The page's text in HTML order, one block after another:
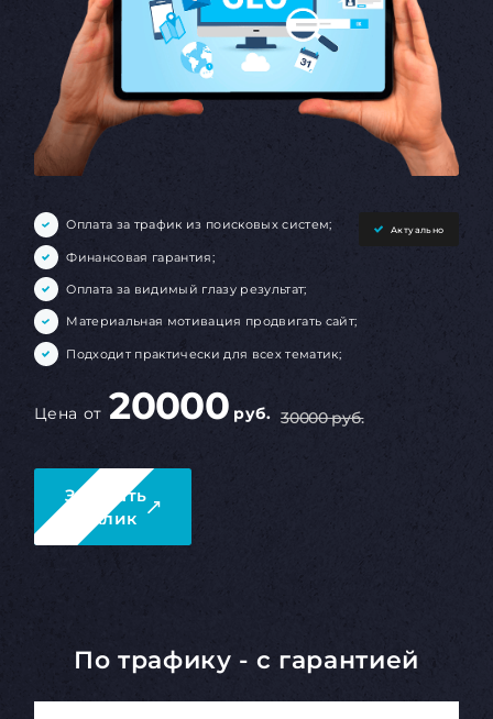
БЛОГ
КОНТАКТЫ
Актуально
Оплата за трафик из поисковых систем;
Финансовая гарантия;
Оплата за видимый глазу результат;
Материальная мотивация продвигать сайт;
Подходит практически для всех тематик;
Цена от 20000 руб. 30000 руб.
Заказать
в 1 клик
По трафику - с гарантией